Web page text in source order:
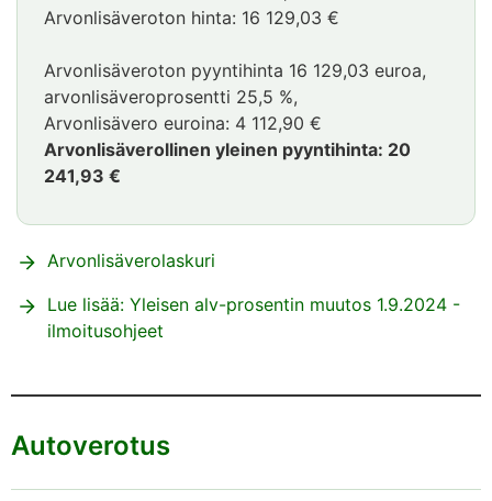
Arvonlisäveroton hinta: 16 129,03 €
Arvonlisäveroton pyyntihinta 16 129,03 euroa,
arvonlisäveroprosentti 25,5 %,
Arvonlisävero euroina: 4 112,90 €
Arvonlisäverollinen yleinen pyyntihinta: 20
241,93 €
Arvonlisäverolaskuri
Lue lisää: Yleisen alv-prosentin muutos 1.9.2024 -
ilmoitusohjeet
Autoverotus